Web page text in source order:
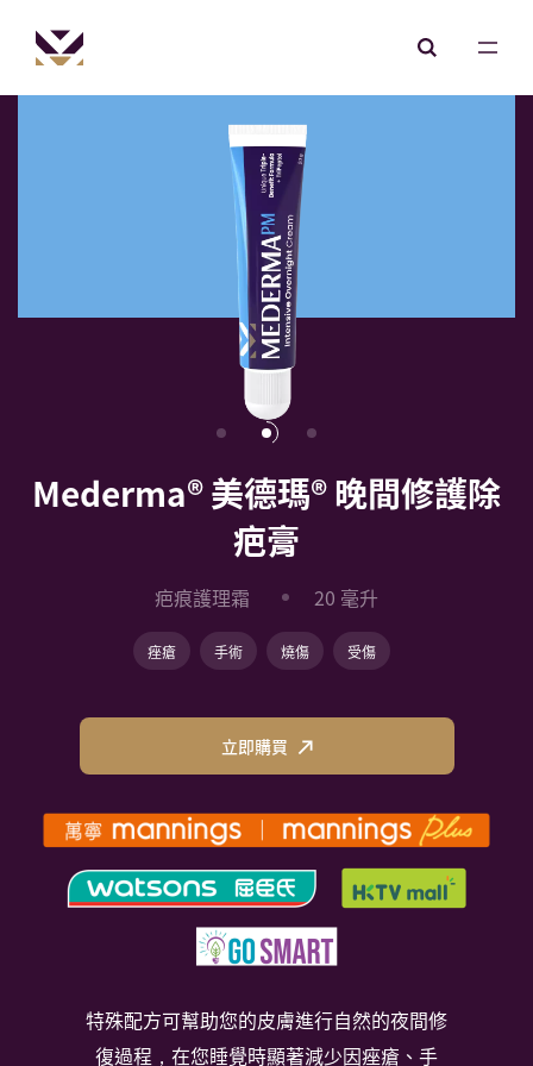
Mederma® 美德瑪® 晚間修護除
疤膏
疤痕護理霜 20 毫升
痤瘡 手術 燒傷 受傷
立即購買
特殊配方可幫助您的皮膚進行自然的夜間修
復過程，在您睡覺時顯著減少因痤瘡、手